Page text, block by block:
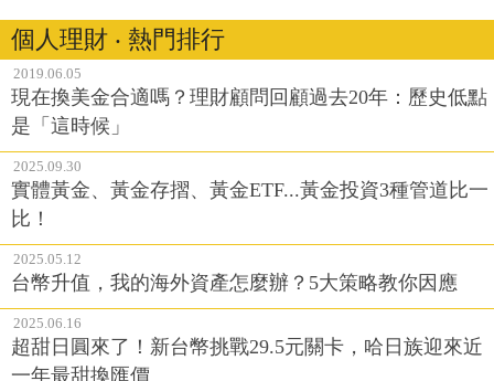
個人理財 ‧ 熱門排行
2019.06.05
現在換美金合適嗎？理財顧問回顧過去20年：歷史低點
是「這時候」
2025.09.30
實體黃金、黃金存摺、黃金ETF...黃金投資3種管道比一
比！
2025.05.12
台幣升值，我的海外資產怎麼辦？5大策略教你因應
2025.06.16
超甜日圓來了！新台幣挑戰29.5元關卡，哈日族迎來近
一年最甜換匯價